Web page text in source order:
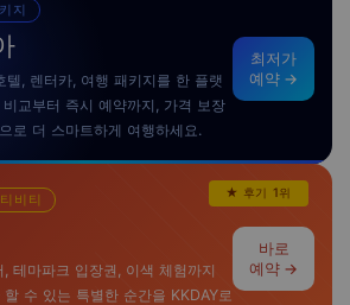
지
텔, 렌터카, 여행 패키지를 한 플랫
교부터 즉시 예약까지, 가격 보장
로 더 스마트하게 여행하세요.
최저가
예약 →
★ 후기 1위
비티
테마파크 입장권, 이색 체험까지
수 있는 특별한 순간을 KKDAY로
바로
예약 →